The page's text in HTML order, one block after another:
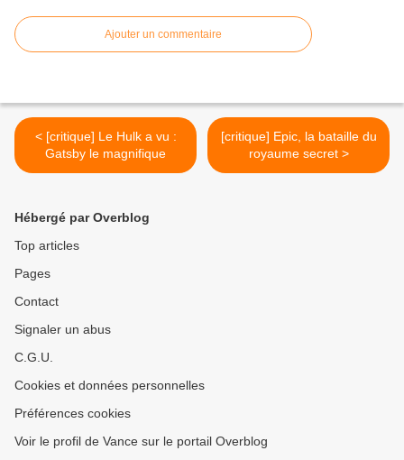
Ajouter un commentaire
< [critique] Le Hulk a vu :
Gatsby le magnifique
[critique] Epic, la bataille du
royaume secret >
Hébergé par Overblog
Top articles
Pages
Contact
Signaler un abus
C.G.U.
Cookies et données personnelles
Préférences cookies
Voir le profil de Vance sur le portail Overblog